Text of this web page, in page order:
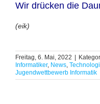
Wir drücken die
(eik)
Freitag, 6. Mai, 2022
Informatiker, News,
Jugendwettbewerb Informatik